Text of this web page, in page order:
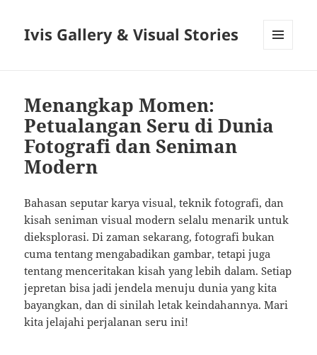
Ivis Gallery & Visual Stories
Menangkap Momen:
Petualangan Seru di Dunia
Fotografi dan Seniman
Modern
Bahasan seputar karya visual, teknik fotografi, dan
kisah seniman visual modern selalu menarik untuk
dieksplorasi. Di zaman sekarang, fotografi bukan
cuma tentang mengabadikan gambar, tetapi juga
tentang menceritakan kisah yang lebih dalam. Setiap
jepretan bisa jadi jendela menuju dunia yang kita
bayangkan, dan di sinilah letak keindahannya. Mari
kita jelajahi perjalanan seru ini!